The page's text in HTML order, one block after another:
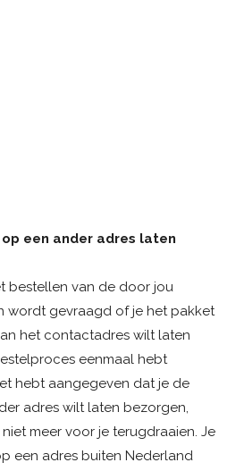
een ander adres laten
bestellen van de door jou
wordt gevraagd of je het pakket
het contactadres wilt laten
eenmaal hebt
hebt aangegeven dat je de
adres wilt laten bezorgen,
meer voor je terugdraaien. Je
een adres buiten Nederland